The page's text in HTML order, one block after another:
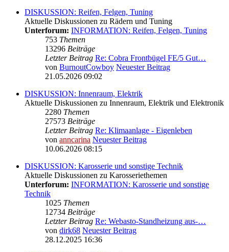
DISKUSSION: Reifen, Felgen, Tuning
Aktuelle Diskussionen zu Rädern und Tuning
Unterforum: INFORMATION: Reifen, Felgen, Tuning
753 Themen
13296 Beiträge
Letzter Beitrag Re: Cobra Frontbügel FE/5 Gut…
von BurnoutCowboy Neuester Beitrag
21.05.2026 09:02
DISKUSSION: Innenraum, Elektrik
Aktuelle Diskussionen zu Innenraum, Elektrik und Elektronik
2280 Themen
27573 Beiträge
Letzter Beitrag Re: Klimaanlage - Eigenleben
von anncarina Neuester Beitrag
10.06.2026 08:15
DISKUSSION: Karosserie und sonstige Technik
Aktuelle Diskussionen zu Karosseriethemen
Unterforum: INFORMATION: Karosserie und sonstige
Technik
1025 Themen
12734 Beiträge
Letzter Beitrag Re: Webasto-Standheizung aus-…
von dirk68 Neuester Beitrag
28.12.2025 16:36